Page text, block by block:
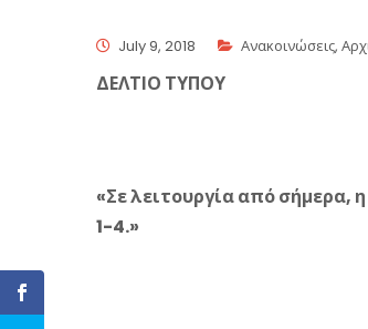
July 9, 2018 Ανακοινώσεις,
ΔΕΛΤΙΟ ΤΥΠΟΥ
«Σε λειτουργία από
1-4.»